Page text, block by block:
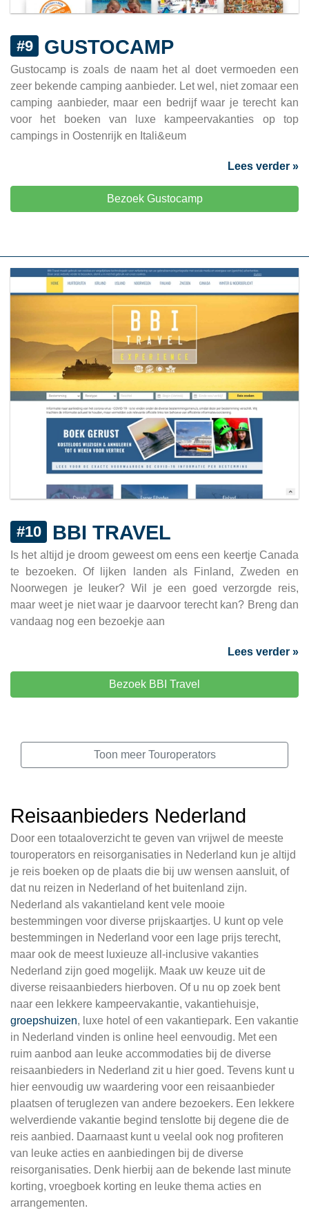
#9 GUSTOCAMP
Gustocamp is zoals de naam het al doet vermoeden een
zeer bekende camping aanbieder. Let wel, niet zomaar een
camping aanbieder, maar een bedrijf waar je terecht kan
voor het boeken van luxe kampeervakanties op top
campings in Oostenrijk en Itali&eum
Lees verder »
Bezoek Gustocamp
#10 BBI TRAVEL
Is het altijd je droom geweest om eens een keertje Canada
te bezoeken. Of lijken landen als Finland, Zweden en
Noorwegen je leuker? Wil je een goed verzorgde reis,
maar weet je niet waar je daarvoor terecht kan? Breng dan
vandaag nog een bezoekje aan
Lees verder »
Bezoek BBI Travel
Toon meer Touroperators
Reisaanbieders Nederland
Door een totaaloverzicht te geven van vrijwel de meeste
touroperators en reisorganisaties in Nederland kun je altijd
je reis boeken op de plaats die bij uw wensen aansluit, of
dat nu reizen in Nederland of het buitenland zijn.
Nederland als vakantieland kent vele mooie
bestemmingen voor diverse prijskaartjes. U kunt op vele
bestemmingen in Nederland voor een lage prijs terecht,
maar ook de meest luxieuze all-inclusive vakanties
Nederland zijn goed mogelijk. Maak uw keuze uit de
diverse reisaanbieders hierboven. Of u nu op zoek bent
naar een lekkere kampeervakantie, vakantiehuisje,
groepshuizen, luxe hotel of een vakantiepark. Een vakantie
in Nederland vinden is online heel eenvoudig. Met een
ruim aanbod aan leuke accommodaties bij de diverse
reisaanbieders in Nederland zit u hier goed. Tevens kunt u
hier eenvoudig uw waardering voor een reisaanbieder
plaatsen of teruglezen van andere bezoekers. Een lekkere
welverdiende vakantie begind tenslotte bij degene die de
reis aanbied. Daarnaast kunt u veelal ook nog profiteren
van leuke acties en aanbiedingen bij de diverse
reisorganisaties. Denk hierbij aan de bekende last minute
korting, vroegboek korting en leuke thema acties en
arrangementen.